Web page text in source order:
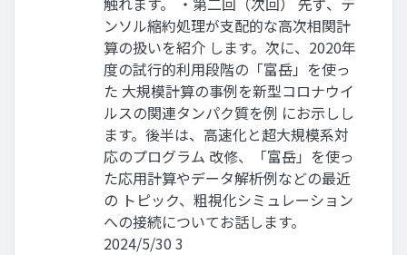
ンソル縮約処理が支配的な高次相関計
算の扱いを紹介 します。次に、2020年
度の試行的利用段階の「富岳」を使っ
た 大規模計算の事例を新型コロナウイ
ルスの関連タンパク質を例 にお示しし
ます。後半は、高速化と超大規模系対
応のプログラム 改修、「富岳」を使っ
た応用計算やデータ解析例などの最近
の トピック、粗視化シミュレーション
への接続についてお話します。
2024/5/30 3